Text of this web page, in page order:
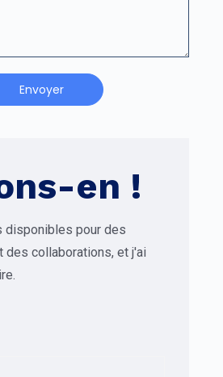
Envoyer
en !
disponibles pour des
des collaborations, et j'ai